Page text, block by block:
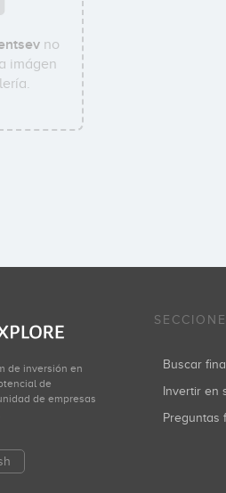
no
imágen
de inversión en
de
de empresas
Buscar
Invertir en